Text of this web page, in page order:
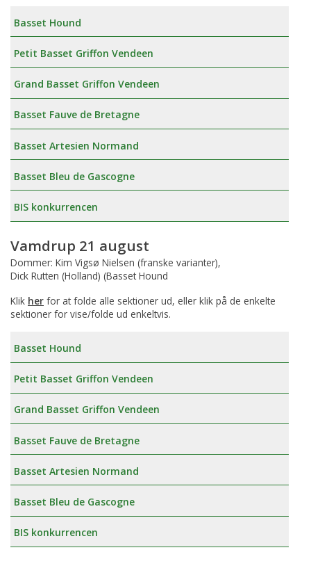
Basset Hound
Petit Basset Griffon Vendeen
Grand Basset Griffon Vendeen
Basset Fauve de Bretagne
Basset Artesien Normand
Basset Bleu de Gascogne
BIS konkurrencen
Vamdrup 21 august
Dommer: Kim Vigsø Nielsen (franske varianter),
Dick Rutten (Holland) (Basset Hound
Klik her for at folde alle sektioner ud, eller klik på de enkelte
sektioner for vise/folde ud enkeltvis.
Basset Hound
Petit Basset Griffon Vendeen
Grand Basset Griffon Vendeen
Basset Fauve de Bretagne
Basset Artesien Normand
Basset Bleu de Gascogne
BIS konkurrencen